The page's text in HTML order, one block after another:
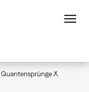
Quantensprünge X